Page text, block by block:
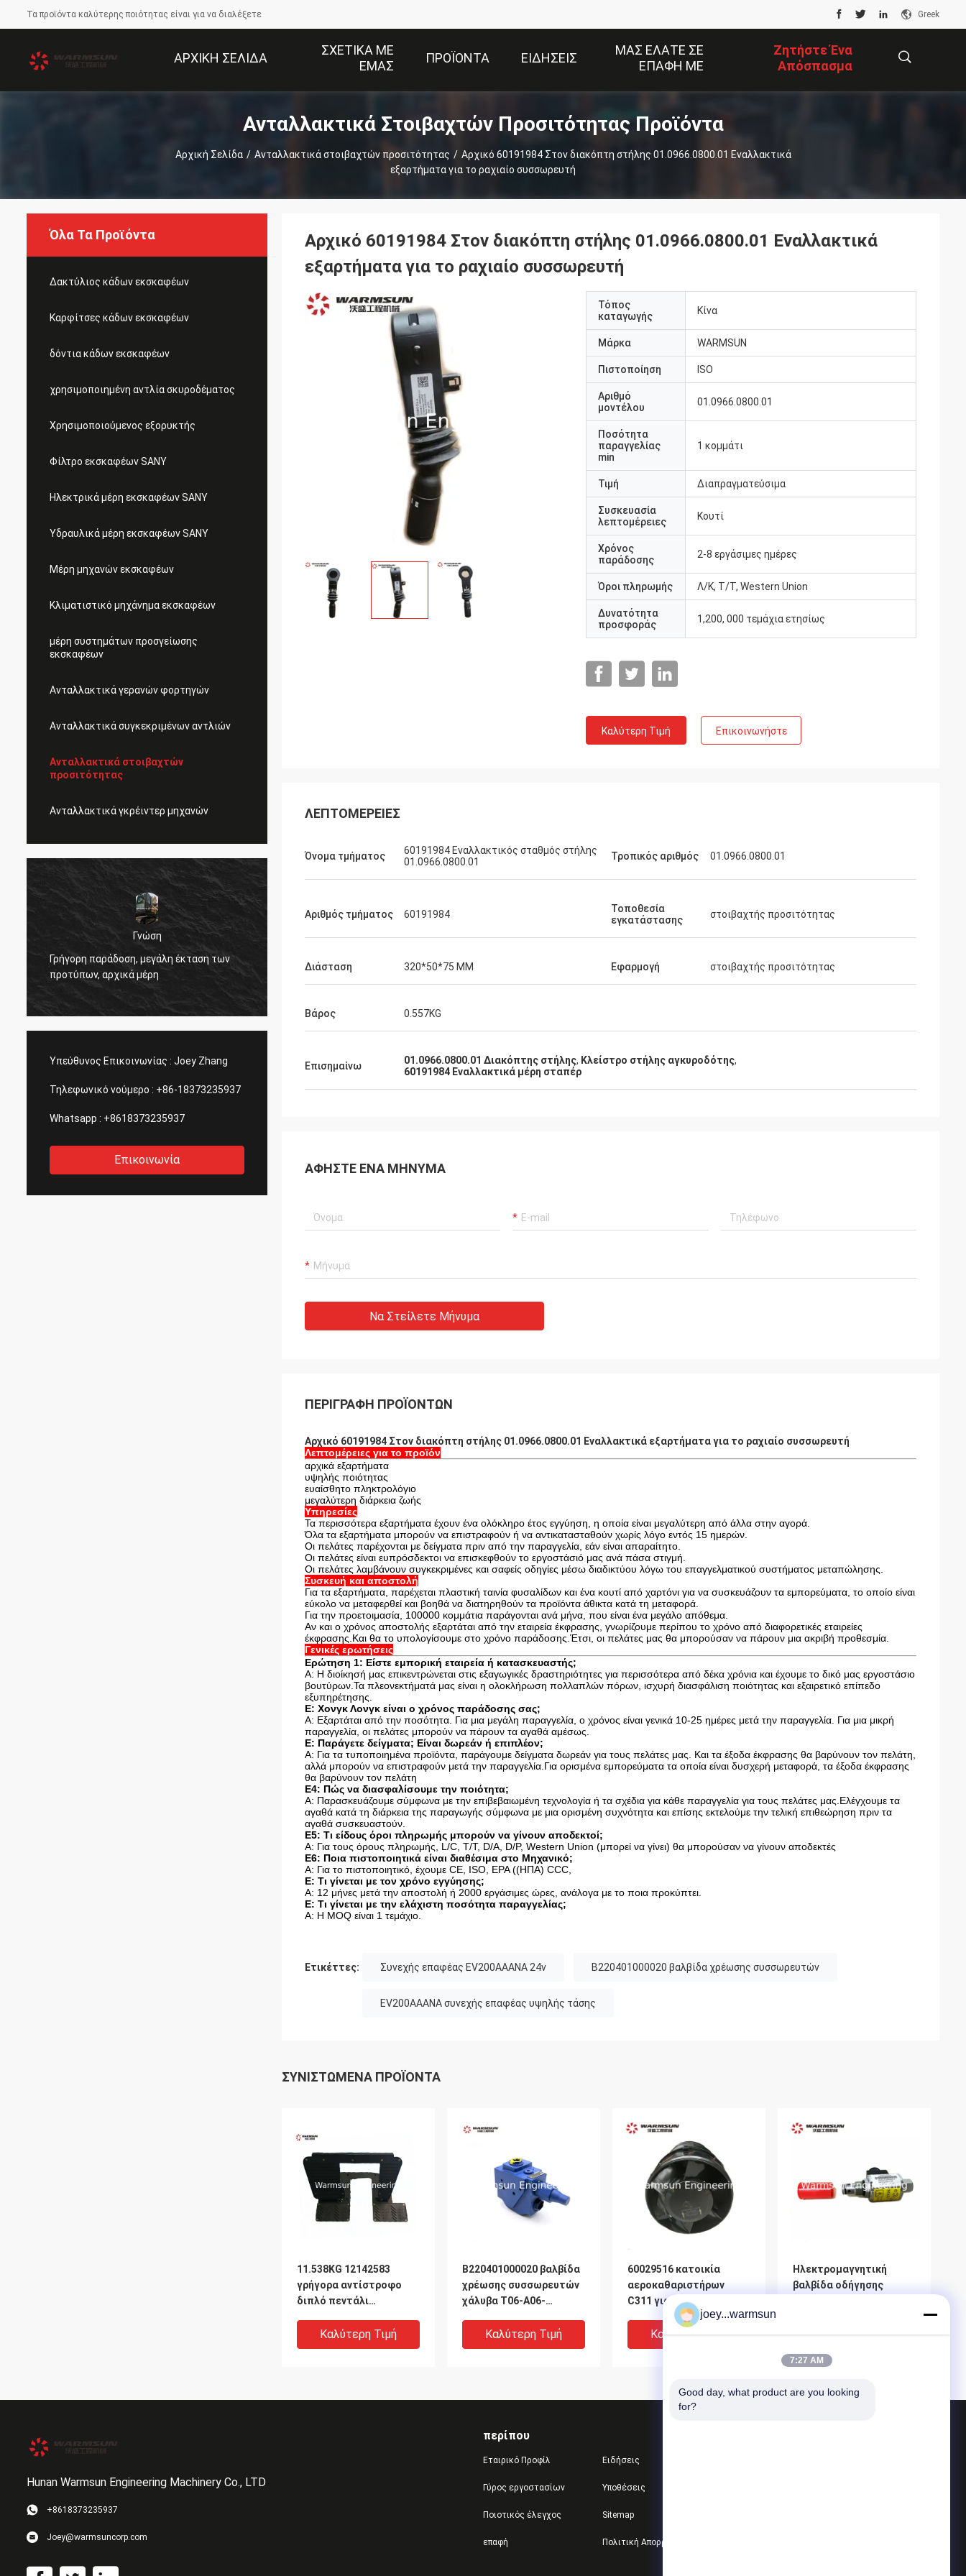
Τα προϊόντα καλύτερης ποιότητας είναι για να διαλέξετε Greek
ΑΡΧΙΚΉ ΣΕΛΊΔΑ
ΣΧΕΤΙΚΆ ΜΕ
ΕΜΆΣ
ΠΡΟΪΌΝΤΑ ΕΙΔΉΣΕΙΣ
ΜΑΣ ΕΛΆΤΕ ΣΕ
ΕΠΑΦΉ ΜΕ
Ζητήστε Ένα
Απόσπασμα
Ανταλλακτικά Στοιβαχτών Προσιτότητας Προϊόντα
Αρχική Σελίδα / Ανταλλακτικά στοιβαχτών προσιτότητας / Αρχικό 60191984 Στον διακόπτη στήλης 01.0966.0800.01 Εναλλακτικά
εξαρτήματα για το ραχιαίο συσσωρευτή
Όλα Τα Προϊόντα
Δακτύλιος κάδων εκσκαφέων
Καρφίτσες κάδων εκσκαφέων
δόντια κάδων εκσκαφέων
χρησιμοποιημένη αντλία σκυροδέματος
Χρησιμοποιούμενος εξορυκτής
Φίλτρο εκσκαφέων SANY
Ηλεκτρικά μέρη εκσκαφέων SANY
Υδραυλικά μέρη εκσκαφέων SANY
Μέρη μηχανών εκσκαφέων
Κλιματιστικό μηχάνημα εκσκαφέων
μέρη συστημάτων προσγείωσης
εκσκαφέων
Ανταλλακτικά γερανών φορτηγών
Ανταλλακτικά συγκεκριμένων αντλιών
Ανταλλακτικά στοιβαχτών
προσιτότητας
Ανταλλακτικά γκρέιντερ μηχανών
Γνώση
Γρήγορη παράδοση, μεγάλη έκταση των
προτύπων, αρχικά μέρη
η ποιότητα μερών είναι τόσο υψηλή όπως
πάντα.
Υπεύθυνος Επικοινωνίας : Joey Zhang
Τηλεφωνικό νούμερο : +86-18373235937
Whatsapp : +8618373235937
Επικοινωνία
Αρχικό 60191984 Στον διακόπτη στήλης 01.0966.0800.01 Εναλλακτικά
εξαρτήματα για το ραχιαίο συσσωρευτή
Τόπος
καταγωγής
Κίνα
Μάρκα WARMSUN
Πιστοποίηση ISO
Αριθμό
μοντέλου
01.0966.0800.01
Ποσότητα
παραγγελίας
min
1 κομμάτι
Τιμή Διαπραγματεύσιμα
Συσκευασία
λεπτομέρειες
Κουτί
Χρόνος
παράδοσης
2-8 εργάσιμες ημέρες
Όροι πληρωμής Λ/Κ, Τ/Τ, Western Union
Δυνατότητα
προσφοράς
1,200, 000 τεμάχια ετησίως
Καλύτερη Τιμή Επικοινωνήστε
ΛΕΠΤΟΜΈΡΕΙΕΣ
Όνομα τμήματος
60191984 Εναλλακτικός σταθμός στήλης
01.0966.0800.01
Τροπικός αριθμός 01.0966.0800.01
Αριθμός τμήματος 60191984
Τοποθεσία
εγκατάστασης
στοιβαχτής προσιτότητας
Διάσταση 320*50*75 MM Εφαρμογή στοιβαχτής προσιτότητας
Βάρος 0.557KG
Επισημαίνω 01.0966.0800.01 Διακόπτης στήλης, Κλείστρο στήλης αγκυροδότης,
60191984 Εναλλακτικά μέρη σταπέρ
ΑΦΉΣΤΕ ΈΝΑ ΜΉΝΥΜΑ
Να Στείλετε Μήνυμα
ΠΕΡΙΓΡΑΦΉ ΠΡΟΪΌΝΤΩΝ
Αρχικό 60191984 Στον διακόπτη στήλης 01.0966.0800.01 Εναλλακτικά εξαρτήματα για το ραχιαίο συσσωρευτή
Λεπτομέρειες για το προϊόν
αρχικά εξαρτήματα
υψηλής ποιότητας
ευαίσθητο πληκτρολόγιο
μεγαλύτερη διάρκεια ζωής
Υπηρεσίες
Τα περισσότερα εξαρτήματα έχουν ένα ολόκληρο έτος εγγύηση, η οποία είναι μεγαλύτερη από άλλα στην αγορά.
Όλα τα εξαρτήματα μπορούν να επιστραφούν ή να αντικατασταθούν χωρίς λόγο εντός 15 ημερών.
Οι πελάτες παρέχονται με δείγματα πριν από την παραγγελία, εάν είναι απαραίτητο.
Οι πελάτες είναι ευπρόσδεκτοι να επισκεφθούν το εργοστάσιό μας ανά πάσα στιγμή.
Οι πελάτες λαμβάνουν συγκεκριμένες και σαφείς οδηγίες μέσω διαδικτύου λόγω του επαγγελματικού συστήματος μεταπώλησης.
Συσκευή και αποστολή
Για τα εξαρτήματα, παρέχεται πλαστική ταινία φυσαλίδων και ένα κουτί από χαρτόνι για να συσκευάζουν τα εμπορεύματα, το οποίο είναι
εύκολο να μεταφερθεί και βοηθά να διατηρηθούν τα προϊόντα άθικτα κατά τη μεταφορά.
Για την προετοιμασία, 100000 κομμάτια παράγονται ανά μήνα, που είναι ένα μεγάλο απόθεμα.
Αν και ο χρόνος αποστολής εξαρτάται από την εταιρεία έκφρασης, γνωρίζουμε περίπου το χρόνο από διαφορετικές εταιρείες
έκφρασης.Και θα το υπολογίσουμε στο χρόνο παράδοσης.Έτσι, οι πελάτες μας θα μπορούσαν να πάρουν μια ακριβή προθεσμία.
Γενικές ερωτήσεις
Ερώτηση 1: Είστε εμπορική εταιρεία ή κατασκευαστής;
Α: Η διοίκησή μας επικεντρώνεται στις εξαγωγικές δραστηριότητες για περισσότερα από δέκα χρόνια και έχουμε το δικό μας εργοστάσιο
βουτύρων.Τα πλεονεκτήματά μας είναι η ολοκλήρωση πολλαπλών πόρων, ισχυρή διασφάλιση ποιότητας και εξαιρετικό επίπεδο
εξυπηρέτησης.
Ε: Χονγκ Λονγκ είναι ο χρόνος παράδοσης σας;
Α: Εξαρτάται από την ποσότητα. Για μια μεγάλη παραγγελία, ο χρόνος είναι γενικά 10-25 ημέρες μετά την παραγγελία. Για μια μικρή
παραγγελία, οι πελάτες μπορούν να πάρουν τα αγαθά αμέσως.
Ε: Παράγετε δείγματα; Είναι δωρεάν ή επιπλέον;
Α: Για τα τυποποιημένα προϊόντα, παράγουμε δείγματα δωρεάν για τους πελάτες μας. Και τα έξοδα έκφρασης θα βαρύνουν τον πελάτη,
αλλά μπορούν να επιστραφούν μετά την παραγγελία.Για ορισμένα εμπορεύματα τα οποία είναι δυσχερή μεταφορά, τα έξοδα έκφρασης
θα βαρύνουν τον πελάτη
Ε4: Πώς να διασφαλίσουμε την ποιότητα;
Α: Παρασκευάζουμε σύμφωνα με την επιβεβαιωμένη τεχνολογία ή τα σχέδια για κάθε παραγγελία για τους πελάτες μας.Ελέγχουμε τα
αγαθά κατά τη διάρκεια της παραγωγής σύμφωνα με μια ορισμένη συχνότητα και επίσης εκτελούμε την τελική επιθεώρηση πριν τα
αγαθά συσκευαστούν.
Ε5: Τι είδους όροι πληρωμής μπορούν να γίνουν αποδεκτοί;
Α: Για τους όρους πληρωμής, L/C, T/T, D/A, D/P, Western Union (μπορεί να γίνει) θα μπορούσαν να γίνουν αποδεκτές
Ε6: Ποια πιστοποιητικά είναι διαθέσιμα στο Μηχανικό;
Α: Για το πιστοποιητικό, έχουμε CE, ISO, EPA ((ΗΠΑ) CCC,
Ε: Τι γίνεται με τον χρόνο εγγύησης;
Α: 12 μήνες μετά την αποστολή ή 2000 εργάσιμες ώρες, ανάλογα με το ποια προκύπτει.
Ε: Τι γίνεται με την ελάχιστη ποσότητα παραγγελίας;
Α: Η MOQ είναι 1 τεμάχιο.
Ετικέττες: Συνεχής επαφέας EV200AAANA 24v B220401000020 βαλβίδα χρέωσης συσσωρευτών
EV200AAANA συνεχής επαφέας υψηλής τάσης
ΣΥΝΙΣΤΏΜΕΝΑ ΠΡΟΪΌΝΤΑ
11.538KG 12142583
γρήγορα αντίστροφο
διπλό πεντάλι
Καλύτερη Τιμή
B220401000020 βαλβίδα
χρέωσης συσσωρευτών
χάλυβα T06-A06-
154×57×104 χιλ. για το
στοιβαχτή
Καλύτερη Τιμή
60029516 κατοικία
αεροκαθαριστήρων
C311 για την ξηρά
μηχανή λιμένων
στοιχείων φίλτρων
SANY
Καλύτερη Τιμή
Ηλεκτρομαγνητική
βαλβίδα οδήγησης
για SANYΚαλύτερη Τιμή
Μαύρο λαστιχένιο
μαύρο πηδάλιο
Hunan Warmsun Engineering Machinery Co., LTD
+8618373235937
Joey@warmsuncorp.com
περίπου
Εταιρικό Προφίλ
Γύρος εργοστασίων
Ποιοτικός έλεγχος
επαφή
Ειδήσεις
Υποθέσεις
Sitemap
Πολιτική Απορρήτου
joey...warmsun
7:27 AM
Good day, what product are you looking
for?